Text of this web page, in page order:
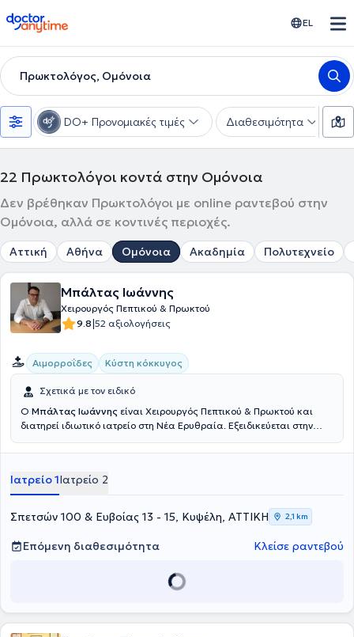
doctoranytime EL
Πρωκτολόγος, Ομόνοια
DO+ Προνομιακές τιμές Διαθεσιμότητα
22 Πρωκτολόγοι κοντά στην Ομόνοια
Δεν βρέθηκαν Πρωκτολόγοι με online ραντεβού στην
Ομόνοια, αλλά σε κοντινές περιοχές.
Αττική Αθήνα Ομόνοια Ακαδημία Πολυτεχνείο
Μπάλτας Ιωάννης
Χειρουργός Πεπτικού & Πρωκτού
9.8|52 αξιολογήσεις
Αιμορροΐδες Κύστη κόκκυγος
Σχετικά με τον ειδικό
Ο Μπάλτας Ιωάννης είναι Χειρουργός Πεπτικού & Πρωκτού και
διατηρεί ιδιωτικό ιατρείο στη Νέα Ερυθραία. Εξειδικεύεται στην
καθώς και στην Ορθοπρωκτική Χειρουργική. Επιπλέον εξειδίκευση
πρωκτού, κύστη κόκκυγος). Διαθέτει πολυετή εμπειρία στην
αποτελεσματική και ασφαλή χειρουργική αντιμετώπιση της
παχυσαρκίας, της διαφραγματοκήλης, των παθήσεων του πεπτικού
συστήματος και των κηλών του κοιλιακού τοιχώματος. Τέλος,
παράλληλα με το ιδιωτικό του ιατρείο, συνεργάζεται με μεγάλες
ιδιωτικές κλινικές της Αττικής, όπως είναι το Μητέρα, το Ιατρικό
Ιατρείο 1Ιατρείο 2
Σπετσών 100 & Ευβοίας 13 - 15, Κυψέλη, ΑΤΤΙΚΗ 2,1 km
Επόμενη διαθεσιμότητα Κλείσε ραντεβού